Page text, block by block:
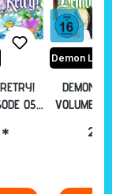
05-
DEMON
VOLUME 3: